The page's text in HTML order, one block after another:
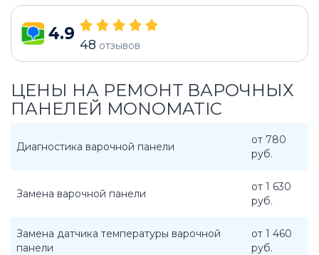
4.9
48 отзывов
ЦЕНЫ НА РЕМОНТ ВАРОЧНЫХ
ПАНЕЛЕЙ MONOMATIC
Диагностика варочной панели
от 780
руб.
Замена варочной панели
от 1 630
руб.
Замена датчика температуры варочной
панели
от 1 460
руб.